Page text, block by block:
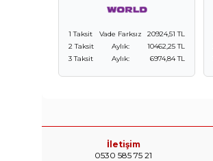
1 Taksit Vade Farksız
20924,51 TL
2 Taksit
Aylık:
10462,25 TL
3 Taksit
Aylık: 6974,84 TL
İletişim
0530 585 75 21